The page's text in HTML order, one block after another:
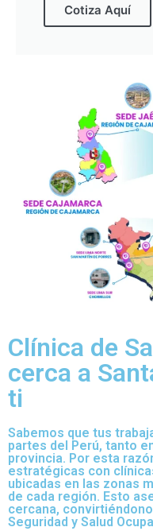
Cotiza Aquí
Clínica de
cerca a
ti
Sabemos que tus
partes del Perú, tanto
provincia. Por esta
estratégicas con
ubicadas en las zonas
de cada región. Esto
cercana,
Seguridad y Salud